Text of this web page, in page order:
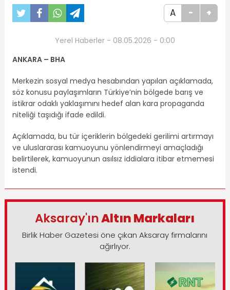
A - +
Yerel Haberler - 08.05.2026 - 0:00
ANKARA – BHA
Merkezin sosyal medya hesabından yapılan açıklamada,
söz konusu paylaşımların Türkiye’nin bölgede barış ve
istikrar odaklı yaklaşımını hedef alan kara propaganda
niteliği taşıdığı ifade edildi.
Açıklamada, bu tür içeriklerin bölgedeki gerilimi artırmayı
ve uluslararası kamuoyunu yönlendirmeyi amaçladığı
belirtilerek, kamuoyunun asılsız iddialara itibar etmemesi
istendi.
Aksaray'ınAltın Markaları
Birlik Haber Gazetesi öne çıkan Aksaray firmalarını
ağırlıyor.